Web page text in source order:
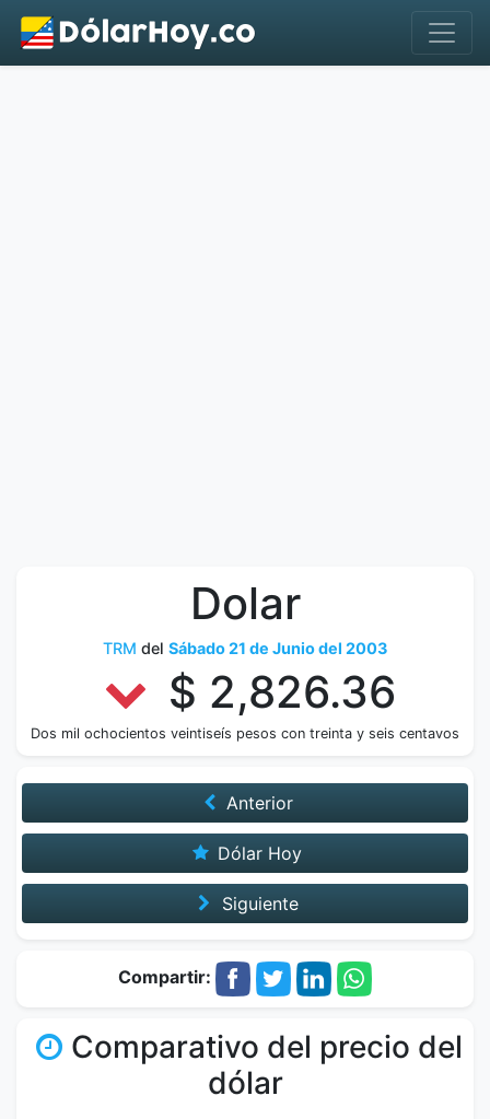
Dolar
TRM del Sábado 21 de Junio del 2003
$ 2,826.36
Dos mil ochocientos veintiseís pesos con treinta y seis centavos
Anterior
Dólar Hoy
Siguiente
Compartir:
Comparativo del precio del
dólar